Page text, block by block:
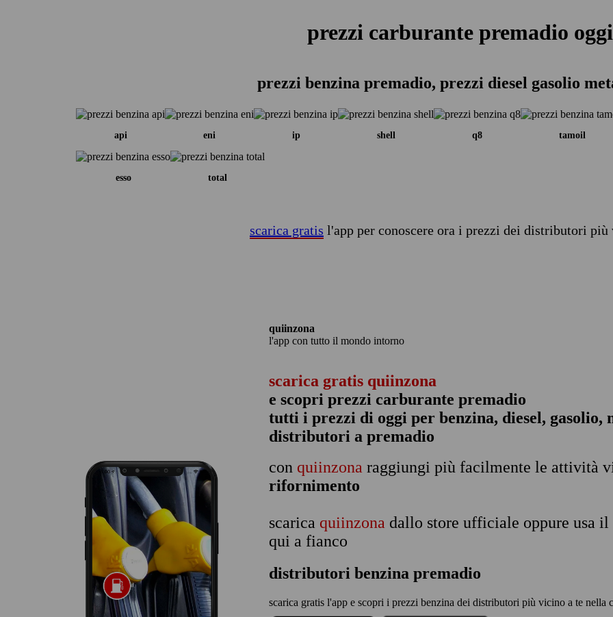
prezzi carburante premadio oggi
prezzi benzina premadio, prezzi diesel gasolio
api eni ip shell q8 tamoil
esso total
scarica gratis l'app per conoscere ora i prezzi dei distributori più
quiinzona
l'app con tutto il mondo intorno
scarica gratis quiinzona
e scopri prezzi carburante premadio
tutti i prezzi di oggi per benzina, diesel, gasolio,
distributori a premadio
con quiinzona raggiungi più facilmente le attività
rifornimento
scarica quiinzona dallo store ufficiale oppure usa il
qui a fianco
distributori benzina premadio
scarica gratis l'app e scopri i prezzi benzina dei distributori più vicino a te nella